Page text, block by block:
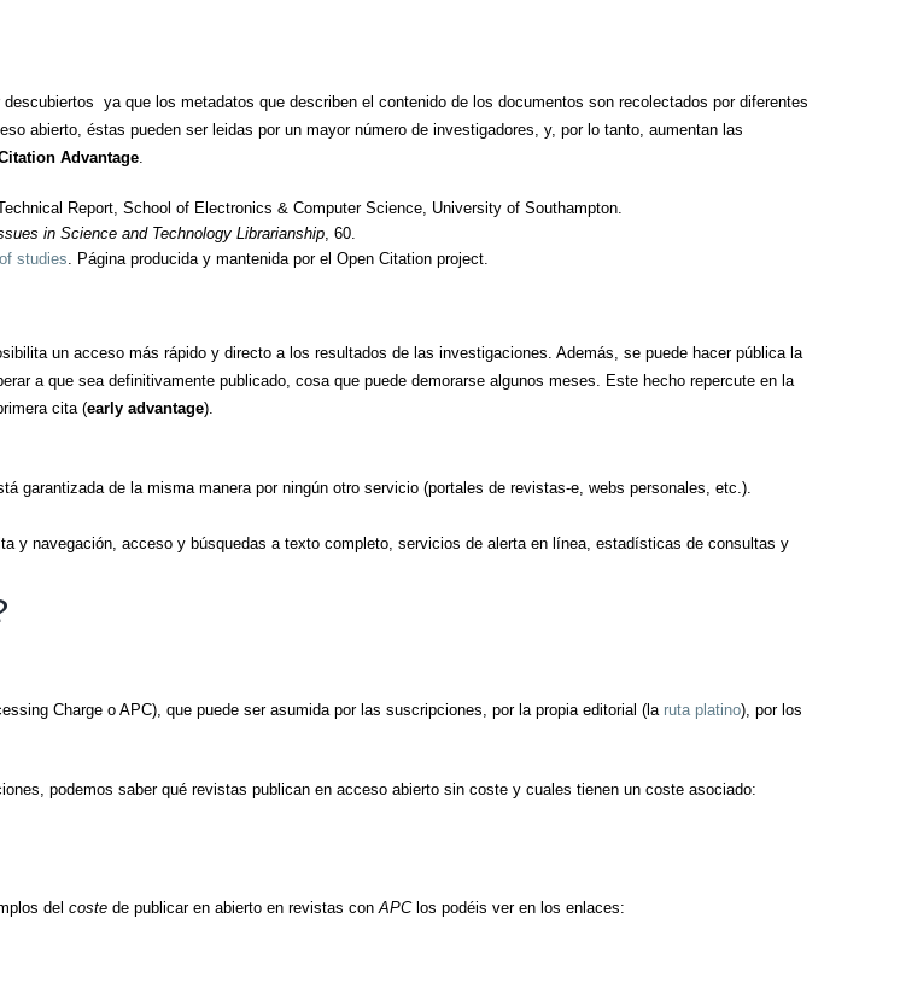
ya que los metadatos que describen el contenido de los documentos son recolectados por diferentes
abierto, éstas pueden ser leidas por un mayor número de investigadores, y, por lo tanto, aumentan las
Advantage
Technical Report, School of Electronics & Computer Science, University of Southampton.
in Science and Technology Librarianship , 60.
studies . Página producida y mantenida por el Open Citation project.
un acceso más rápido y directo a los resultados de las investigaciones. Además, se puede hacer pública la
a que sea definitivamente publicado, cosa que puede demorarse algunos meses. Este hecho repercute en la
cita (early advantage).
garantizada de la misma manera por ningún otro servicio (portales de revistas-e, webs personales, etc.).
y navegación, acceso y búsquedas a texto completo, servicios de alerta en línea, estadísticas de consultas y
Charge o APC), que puede ser asumida por las suscripciones, por la propia editorial (la ruta platino), por los
podemos saber qué revistas publican en acceso abierto sin coste y cuales tienen un coste asociado:
del coste de publicar en abierto en revistas con APClos podéis ver en los enlaces: